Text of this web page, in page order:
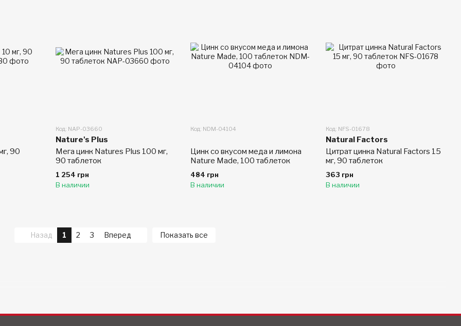
90
Код: NAP-03660
Nature's Plus
Мега цинк Natures Plus 100 мг,
90 таблеток
1 254 грн
В наличии
Код: NDM-04104
Цинк со вкусом меда и лимона
Nature Made, 100 таблеток
484 грн
В наличии
Код: NFS-01678
Natural Factors
Цитрат цинка Natural Factors 15
мг, 90 таблеток
363 грн
В наличии
Назад 1 2 3 Вперед Показать все